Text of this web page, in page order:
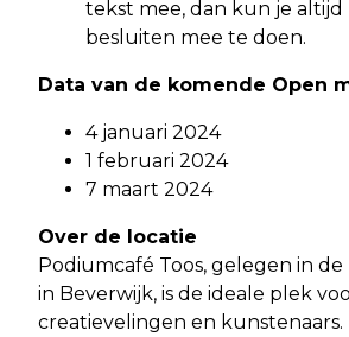
tekst mee, dan kun je altijd
besluiten mee te doen.
Data van de komende Open
4 januari 2024
1 februari 2024
7 maart 2024
Over de locatie
Podiumcafé Toos, gelegen in
in Beverwijk, is de ideale plek
creatievelingen en